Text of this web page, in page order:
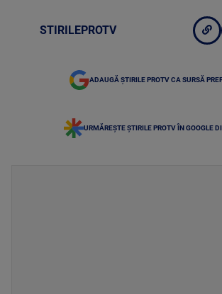
STIRILEPROTV
ADAUGĂ ȘTIRILE PROTV CA SURSĂ
URMĂREȘTE ȘTIRILE PROTV ÎN GOOGLE